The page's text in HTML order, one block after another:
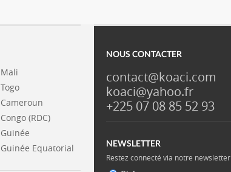
Mali
Togo
Cameroun
Congo (RDC)
Guinée
Guinée Equatorial
NOUS CONTACTER
contact@koaci.com
koaci@yahoo.fr
+225 07 08 85 52 93
NEWSLETTER
Restez connecté via notre newsletter